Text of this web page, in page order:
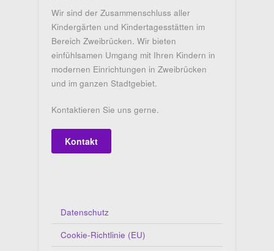
Wir sind der Zusammenschluss aller
Kindergärten und Kindertagesstätten im
Bereich Zweibrücken. Wir bieten
einfühlsamen Umgang mit Ihren Kindern in
modernen Einrichtungen in Zweibrücken
und im ganzen Stadtgebiet.
Kontaktieren Sie uns gerne.
Kontakt
Datenschutz
Cookie-Richtlinie (EU)